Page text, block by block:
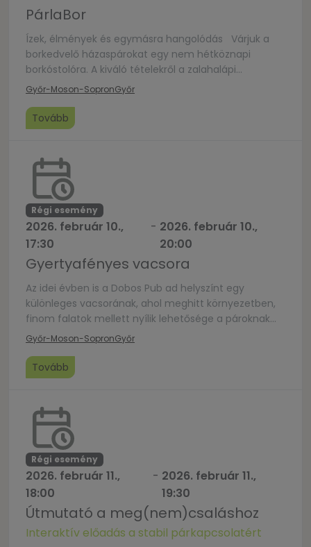
PárlaBor
Ízek, élmények és egymásra hangolódás Várjuk a
borkedvelő házaspárokat egy nem hétköznapi
borkóstolóra. A kiváló tételekről a zalahalápi
Benedictus Borbirtok gondoskodik: a vörös és fehér
műfajával is. Az est házigazdái a borok kortyolgatása
közben párkapcsolaterősítő játékokra hívják a
beszélgetések […]
Győr-Moson-SopronGyőr
Tovább
Régi esemény
2026. február 10.,
17:30
- 2026. február 10.,
20:00
Gyertyafényes vacsora
Az idei évben is a Dobos Pub ad helyszínt egy
különleges vacsorának, ahol meghitt környezetben,
finom falatok mellett nyílik lehetősége a pároknak
arra, hogy beszélgessenek. Az est elején a párok
választhatnak, hogy az est folyamán a házasság
épüljön, az érzelmi kötelék mélyüljön. A vacsora
menüválasztás: https://forms.gle/iczr5Ca4xXjFEGUT7
Helyszín: […]
Győr-Moson-SopronGyőr
Tovább
Régi esemény
2026. február 11.,
18:00
- 2026. február 11.,
19:30
Útmutató a meg(nem)csaláshoz
Interaktív előadás a stabil párkapcsolatért